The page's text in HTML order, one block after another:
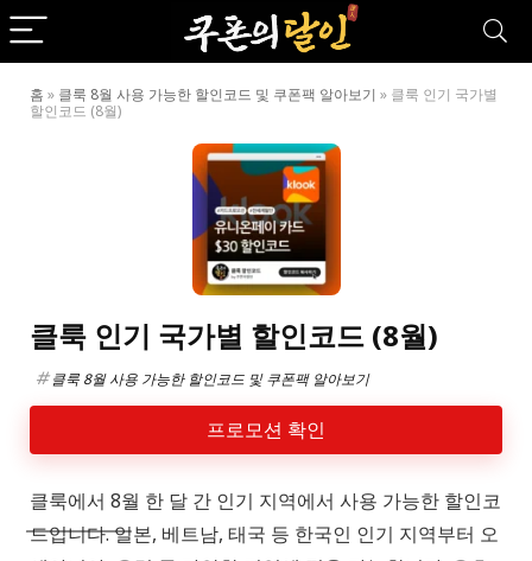
홈 » 클룩 8월 사용 가능한 할인코드 및 쿠폰팩 알아보기 » 클룩 인기 국가별
할인코드 (8월)
클룩 인기 국가별 할인코드 (8월)
클룩 8월 사용 가능한 할인코드 및 쿠폰팩 알아보기
프로모션 확인
클룩에서 8월 한 달 간 인기 지역에서 사용 가능한 할인코
드입니다. 일본, 베트남, 태국 등 한국인 인기 지역부터 오